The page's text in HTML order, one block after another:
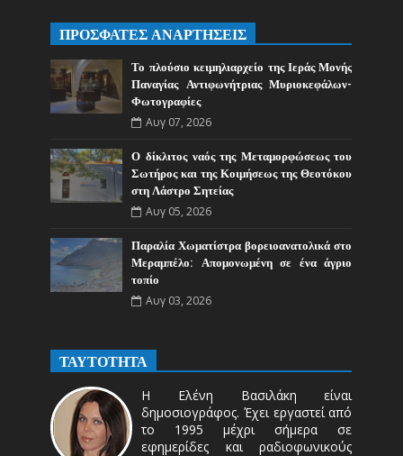
ΠΡΟΣΦΑΤΕΣ ΑΝΑΡΤΗΣΕΙΣ
Το πλούσιο κειμηλιαρχείο της Ιεράς Μονής
Παναγίας Αντιφωνήτριας Μυριοκεφάλων-
Φωτογραφίες
Αυγ 07, 2026
Ο δίκλιτος ναός της Μεταμορφώσεως του
Σωτήρος και της Κοιμήσεως της Θεοτόκου
στη Λάστρο Σητείας
Αυγ 05, 2026
Παραλία Χωματίστρα βορειοανατολικά στο
Μεραμπέλο: Απομονωμένη σε ένα άγριο
τοπίο
Αυγ 03, 2026
ΤΑΥΤΟΤΗΤΑ
Η Ελένη Βασιλάκη είναι
δημοσιογράφος. Έχει εργαστεί από
το 1995 μέχρι σήμερα σε
εφημερίδες και ραδιοφωνικούς